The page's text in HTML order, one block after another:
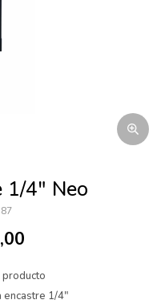
1/4" Neo
encastre 1/4"